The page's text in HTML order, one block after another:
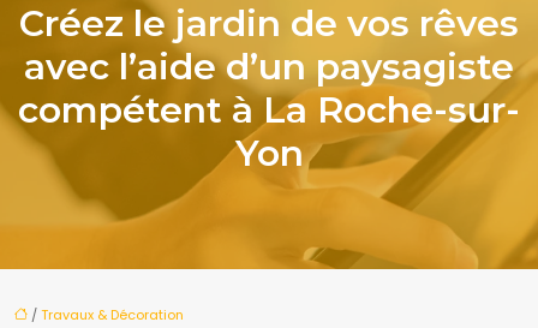
Créez le jardin de vos rêves
avec l’aide d’un paysagiste
compétent à La Roche-sur-
Yon
/Travaux & Décoration